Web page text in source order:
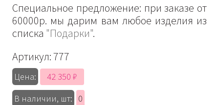
Специальное предложение: при заказе от
60000р. мы дарим вам любое изделия из
списка "Подарки".
Артикул:777
Цена:
42 350 ₽
В наличии, шт:
0